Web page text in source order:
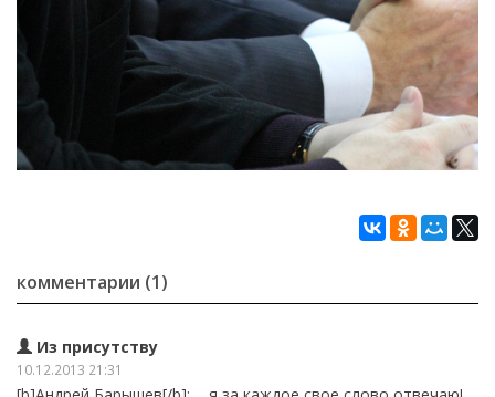
комментарии (1)
Из присутству
10.12.2013 21:31